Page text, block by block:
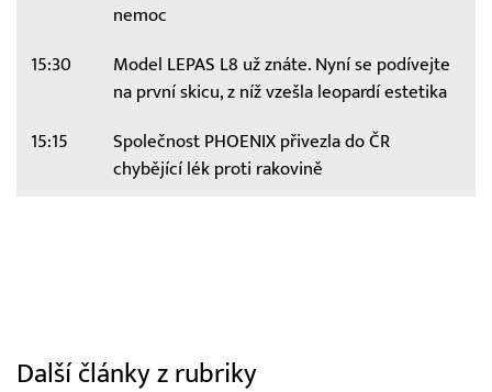
nemoc
15:30
Model LEPAS L8 už znáte. Nyní se podívejte
na první skicu, z níž vzešla leopardí estetika
15:15
Společnost PHOENIX přivezla do ČR
chybějící lék proti rakovině
Další články z rubriky